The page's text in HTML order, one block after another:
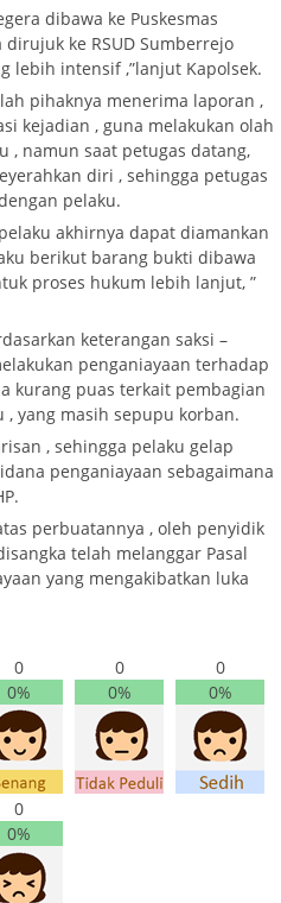
dibawa ke Puskesmas
ke RSUD Sumberrejo
lebih intensif ,”lanjut Kapolsek.
pihaknya menerima laporan ,
kejadian , guna melakukan olah
, namun saat petugas datang,
diri , sehingga petugas
pelaku.
akhirnya dapat diamankan
berikut barang bukti dibawa
proses hukum lebih lanjut, ”
keterangan saksi –
penganiayaan terhadap
kurang puas terkait pembagian
yang masih sepupu korban.
, sehingga pelaku gelap
penganiayaan sebagaimana
perbuatannya , oleh penyidik
telah melanggar Pasal
yang mengakibatkan luka
0
0%
0
0%
0
0%
0
0%